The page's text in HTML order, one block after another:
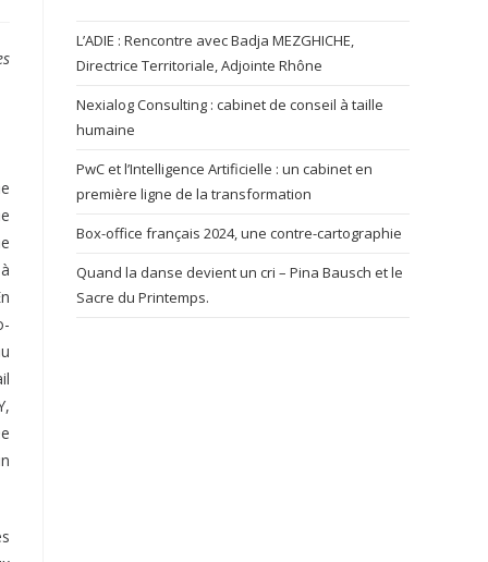
L’ADIE : Rencontre avec Badja MEZGHICHE,
Directrice Territoriale, Adjointe Rhône
Nexialog Consulting : cabinet de conseil à taille
humaine
PwC et l’Intelligence Artificielle : un cabinet en
première ligne de la transformation
Box-office français 2024, une contre-cartographie
Quand la danse devient un cri – Pina Bausch et le
Sacre du Printemps.